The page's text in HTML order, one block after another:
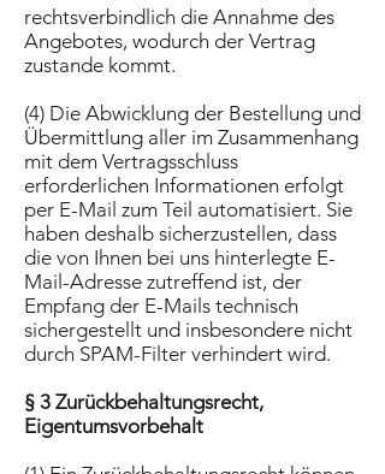
rechtsverbindlich die Annahme des
Angebotes, wodurch der Vertrag
zustande kommt.
(4) Die Abwicklung der Bestellung und
Übermittlung aller im Zusammenhang
mit dem Vertragsschluss
erforderlichen Informationen erfolgt
per E-Mail zum Teil automatisiert. Sie
haben deshalb sicherzustellen, dass
die von Ihnen bei uns hinterlegte E-
Mail-Adresse zutreffend ist, der
Empfang der E-Mails technisch
sichergestellt und insbesondere nicht
durch SPAM-Filter verhindert wird.
§ 3 Zurückbehaltungsrecht,
Eigentumsvorbehalt